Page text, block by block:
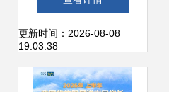
理与堆场优化
更新时间：2026-08-08
19:03:38